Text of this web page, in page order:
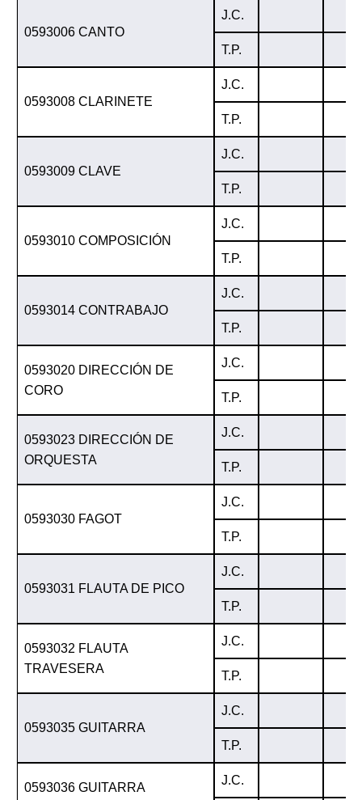
0593006 CANTO
J.C.
T.P.
0593008 CLARINETE
J.C.
T.P.
0593009 CLAVE
J.C.
T.P.
0593010 COMPOSICIÓN
J.C.
T.P.
0593014 CONTRABAJO
J.C.
T.P.
0593020 DIRECCIÓN DE
CORO
J.C.
T.P.
0593023 DIRECCIÓN DE
ORQUESTA
J.C.
T.P.
0593030 FAGOT
J.C.
T.P.
0593031 FLAUTA DE PICO
J.C.
T.P.
0593032 FLAUTA
TRAVESERA
J.C.
T.P.
0593035 GUITARRA
J.C.
T.P.
0593036 GUITARRA
J.C.